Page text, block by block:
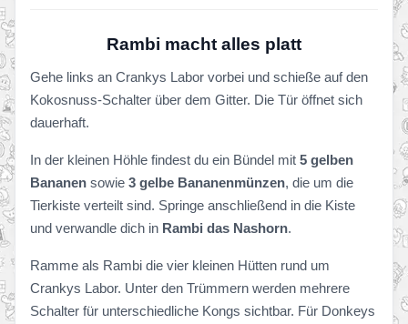
Rambi macht alles platt
Gehe links an Crankys Labor vorbei und schieße auf den
Kokosnuss-Schalter über dem Gitter. Die Tür öffnet sich
dauerhaft.
In der kleinen Höhle findest du ein Bündel mit 5 gelben
Bananen sowie 3 gelbe Bananenmünzen, die um die
Tierkiste verteilt sind. Springe anschließend in die Kiste
und verwandle dich in Rambi das Nashorn.
Ramme als Rambi die vier kleinen Hütten rund um
Crankys Labor. Unter den Trümmern werden mehrere
Schalter für unterschiedliche Kongs sichtbar. Für Donkeys